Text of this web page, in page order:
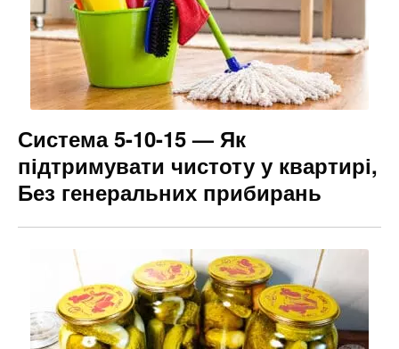
Система 5-10-15 — Як
підтримувати чистоту у квартирі,
Без генеральних прибирань